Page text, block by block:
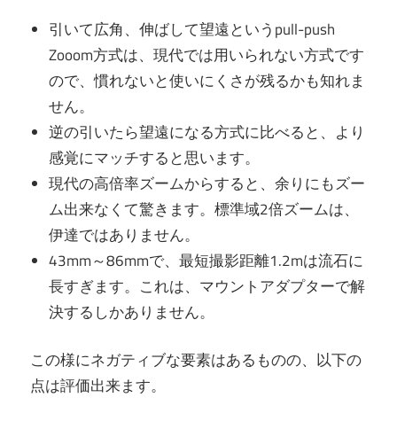
引いて広角、伸ばして望遠というpull-push
Zooom方式は、現代では用いられない方式です
ので、慣れないと使いにくさが残るかも知れま
せん。
逆の引いたら望遠になる方式に比べると、より
感覚にマッチすると思います。
現代の高倍率ズームからすると、余りにもズー
ム出来なくて驚きます。標準域2倍ズームは、
伊達ではありません。
43mm～86mmで、最短撮影距離1.2mは流石に
長すぎます。これは、マウントアダプターで解
決するしかありません。
この様にネガティブな要素はあるものの、以下の
点は評価出来ます。